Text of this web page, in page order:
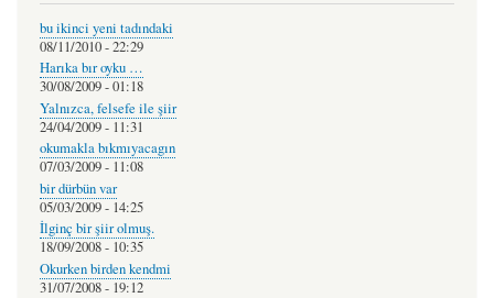
bu ikinci yeni tadındaki
08/11/2010 - 22:29
Harıka bır oyku …
30/08/2009 - 01:18
Yalnızca, felsefe ile şiir
24/04/2009 - 11:31
okumakla bıkmıyacagın
07/03/2009 - 11:08
bir dürbün var
05/03/2009 - 14:25
İlginç bir şiir olmuş.
18/09/2008 - 10:35
Okurken birden kendmi
31/07/2008 - 19:12